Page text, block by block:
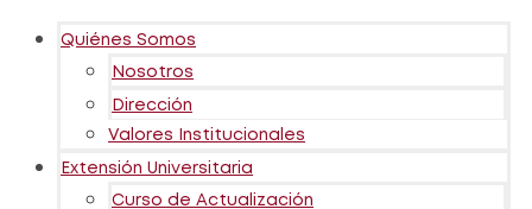
Quiénes Somos
Nosotros
Dirección
Valores Institucionales
Extensión Universitaria
Curso de Actualización